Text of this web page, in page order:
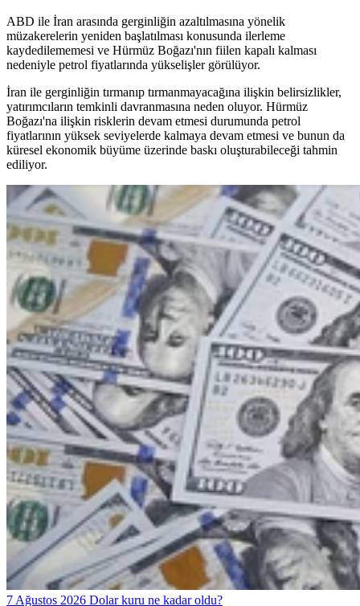
ABD ile İran arasında gerginliğin azaltılmasına yönelik
müzakerelerin yeniden başlatılması konusunda ilerleme
kaydedilememesi ve Hürmüz Boğazı'nın fiilen kapalı kalması
nedeniyle petrol fiyatlarında yükselişler görülüyor.
İran ile gerginliğin tırmanıp tırmanmayacağına ilişkin belirsizlikler,
yatırımcıların temkinli davranmasına neden oluyor. Hürmüz
Boğazı'na ilişkin risklerin devam etmesi durumunda petrol
fiyatlarının yüksek seviyelerde kalmaya devam etmesi ve bunun da
küresel ekonomik büyüme üzerinde baskı oluşturabileceği tahmin
ediliyor.
7 Ağustos 2026 Dolar kuru ne kadar oldu?